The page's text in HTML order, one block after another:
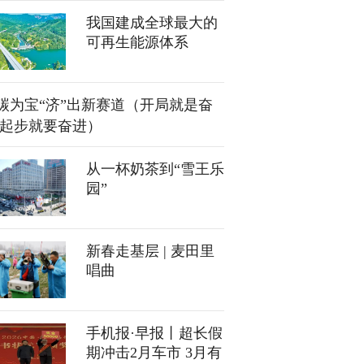
我国建成全球最大的
可再生能源体系
为宝“济”出新赛道（开局就是奋
步就要奋进）
从一杯奶茶到“雪王乐
园”
新春走基层 | 麦田里
唱曲
手机报·早报丨超长假
期冲击2月车市 3月有